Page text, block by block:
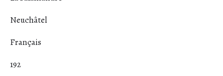
Neuchâtel
Français
192